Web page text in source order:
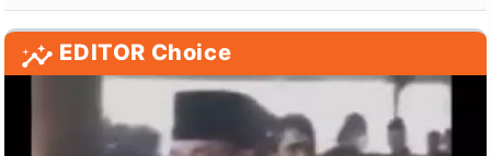
EDITOR Choice